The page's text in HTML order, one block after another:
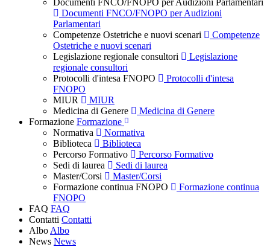
Documenti FNCO/FNOPO per Audizioni
Parlamentari
Competenze Ostetriche e nuovi scenari
Competenze
Ostetriche e nuovi scenari
Legislazione regionale consultori
Legislazione
regionale consultori
Protocolli d'intesa FNOPO
Protocolli d'intesa
FNOPO
MIUR
MIUR
Medicina di Genere
Medicina di Genere
Formazione Formazione
Normativa
Normativa
Biblioteca
Biblioteca
Percorso Formativo
Percorso Formativo
Sedi di laurea
Sedi di laurea
Master/Corsi
Master/Corsi
Formazione continua FNOPO
Formazione continua
FNOPO
FAQ FAQ
Contatti Contatti
Albo Albo
News News